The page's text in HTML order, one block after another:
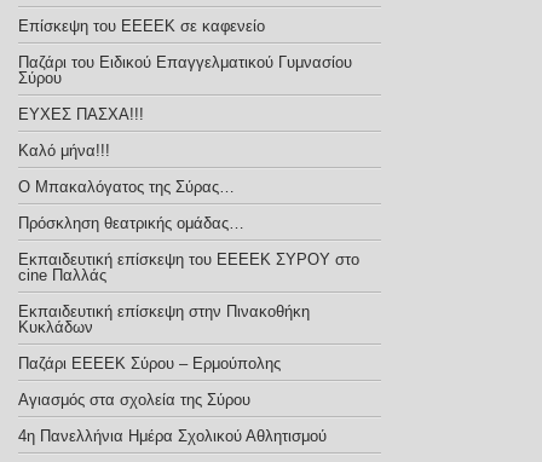
Επίσκεψη του ΕΕΕΕΚ σε καφενείο
Παζάρι του Ειδικού Επαγγελματικού Γυμνασίου
Σύρου
ΕΥΧΕΣ ΠΑΣΧΑ!!!
Καλό μήνα!!!
Ο Μπακαλόγατος της Σύρας…
Πρόσκληση θεατρικής ομάδας…
Εκπαιδευτική επίσκεψη του ΕΕΕΕΚ ΣΥΡΟΥ στο
cine Παλλάς
Εκπαιδευτική επίσκεψη στην Πινακοθήκη
Κυκλάδων
Παζάρι ΕΕΕΕΚ Σύρου – Ερμούπολης
Αγιασμός στα σχολεία της Σύρου
4η Πανελλήνια Ημέρα Σχολικού Αθλητισμού